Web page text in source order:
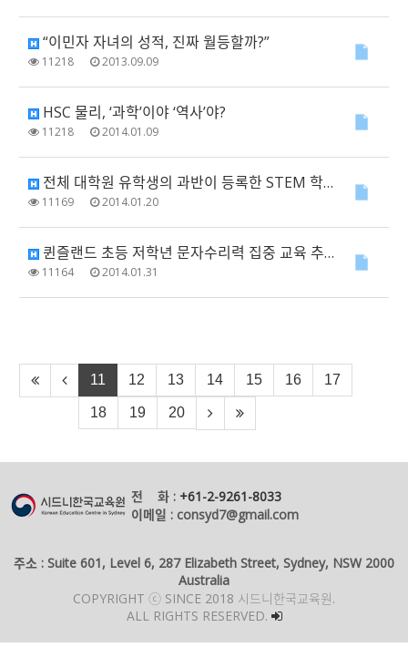
“이민자 자녀의 성적, 진짜 월등할까?”
11218 2013.09.09
HSC 물리, ‘과학’이야 ‘역사’야?
11218 2014.01.09
전체 대학원 유학생의 과반이 등록한 STEM 학과란?
11169 2014.01.20
퀸즐랜드 초등 저학년 문자수리력 집중 교육 추진
11164 2014.01.31
11 12 13 14 15 16 17
18 19 20
전 화 : +61-2-9261-8033
이메일 : consyd7@gmail.com
주소 : Suite 601, Level 6, 287 Elizabeth Street, Sydney, NSW 2000
Australia
COPYRIGHT ⓒ SINCE 2018 시드니한국교육원.
ALL RIGHTS RESERVED.